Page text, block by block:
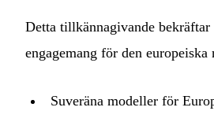
Detta tillkännagivande
engagemang för den europeiska
Suveräna modeller för